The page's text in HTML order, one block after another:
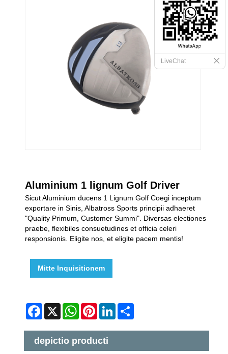
Aluminium 1 lignum Golf Driver
Sicut Aluminium ducens 1 Lignum Golf Coegi inceptum
exportare in Sinis, Albatross Sports principii adhaeret
"Quality Primum, Customer Summi". Diversas electiones
praebe, flexibiles consuetudines et officia celeri
responsionis. Eligite nos, et eligite pacem mentis!
Mitte Inquisitionem
Facebook
X WhatsApp
Pinterest
LinkedIn
depictio producti
LiveChat